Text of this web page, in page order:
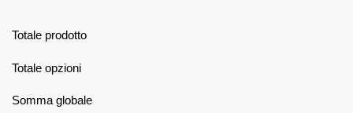
Totale prodotto
Totale opzioni
Somma globale